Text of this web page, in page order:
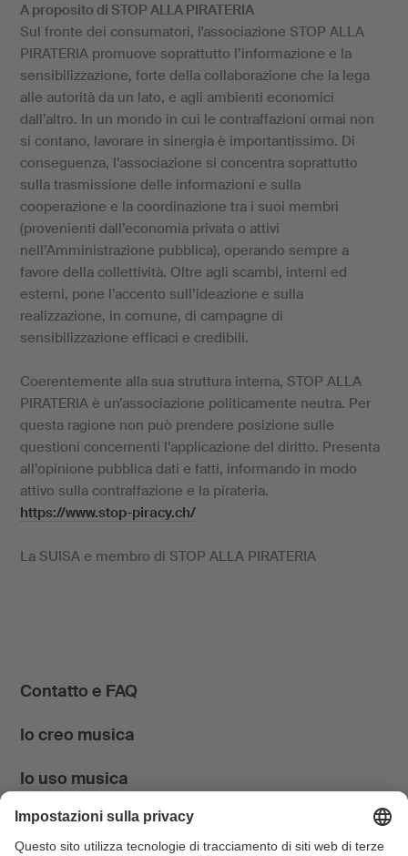
A proposito di STOP ALLA PIRATERIA
Sul fronte dei consumatori, l'associazione STOP ALLA
PIRATERIA promuove soprattutto l’informazione e la
sensibilizzazione, forte della collaborazione che la lega
alle autorità da un lato, e agli ambienti economici
dall’altro. In un mondo in cui le contraffazioni ormai non
si contano, lavorare in sinergia è importantissimo. Di
conseguenza, l’associazione si concentra soprattutto
sulla trasmissione delle informazioni e sulla
cooperazione e la coordinazione tra i suoi membri
(provenienti dall’economia privata o attivi
nell’Amministrazione pubblica), operando sempre a
favore della collettività. Oltre agli scambi, interni ed
esterni, pone l’accento sull’ideazione e sulla
realizzazione, in comune, di campagne di
sensibilizzazione efficaci e credibili.
Coerentemente alla sua struttura interna, STOP ALLA
PIRATERIA è un’associazione politicamente neutra. Per
questa ragione non può prendere posizione sulle
questioni concernenti l’applicazione del diritto. Presenta
all’opinione pubblica dati e fatti, informando in modo
attivo sulla contraffazione e la pirateria.
https://www.stop-piracy.ch/
La SUISA e membro di STOP ALLA PIRATERIA
Contatto e FAQ
Io creo musica
Io uso musica
News & Agenda